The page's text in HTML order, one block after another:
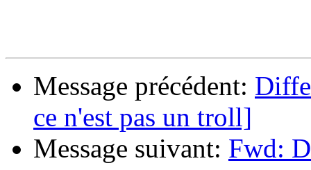
Message précédent:
ce n'est pas un troll]
Message suivant: Fwd: